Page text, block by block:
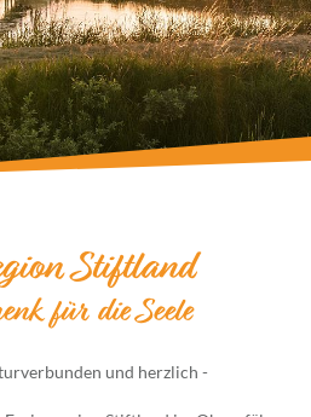
Stiftland
für die Seele
und herzlich -